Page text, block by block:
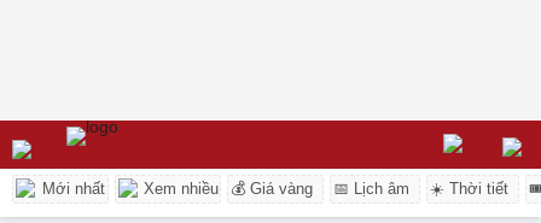
Mới nhất Xem nhiều 💰 Giá vàng 📅 Lịch âm ☀️ Thời tiết